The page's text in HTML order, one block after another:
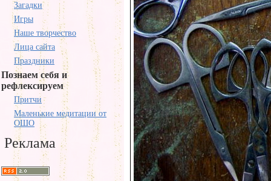
Загадки
Игры
Наше творчество
Лица сайта
Праздники
Познаем себя и
рефлексируем
Притчи
Маленькие медитации от
ОШО
Реклама